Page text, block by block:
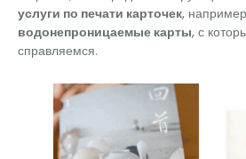
услуги по печати карточек,
водонепроницаемые карты, с
справляемся.